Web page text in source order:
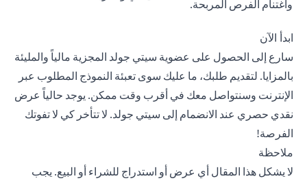
واغتنام الفرص المربحة.
ابدأ الآن
سارع إلى الحصول على عضوية سيتي جولد المجزية مالياً والمليئة
بالمزايا. لتقديم طلبك، ما عليك سوى تعبئة النموذج المطلوب عبر
الإنترنت وسنتواصل معك في أقرب وقت ممكن. يوجد حالياً عرض
نقدي حصري عند الانضمام إلى سيتي جولد. لا تتأخر كي لا تفوتك
الفرصة!
ملاحظة
لا يشكل هذا المقال أي عرض أو استدراج للشراء أو البيع. يجب